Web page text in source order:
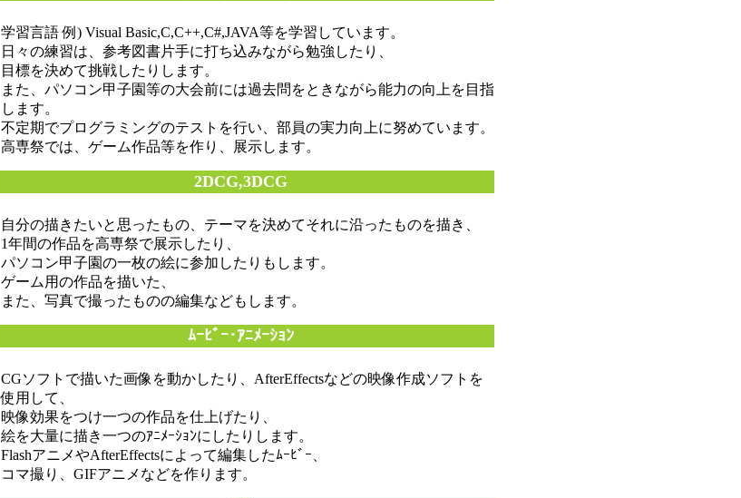
学習言語 例) Visual Basic,C,C++,C#,JAVA等を学習しています。
日々の練習は、参考図書片手に打ち込みながら勉強したり、
目標を決めて挑戦したりします。
また、パソコン甲子園等の大会前には過去問をときながら能力の向上を目指
します。
不定期でプログラミングのテストを行い、部員の実力向上に努めています。
高専祭では、ゲーム作品等を作り、展示します。
2DCG,3DCG
自分の描きたいと思ったもの、テーマを決めてそれに沿ったものを描き、
1年間の作品を高専祭で展示したり、
パソコン甲子園の一枚の絵に参加したりもします。
ゲーム用の作品を描いた、
また、写真で撮ったものの編集などもします。
ﾑｰﾋﾞｰ･ｱﾆﾒｰｼｮﾝ
CGソフトで描いた画像を動かしたり、AfterEffectsなどの映像作成ソフトを
使用して、
映像効果をつけ一つの作品を仕上げたり、
絵を大量に描き一つのｱﾆﾒｰｼｮﾝにしたりします。
FlashアニメやAfterEffectsによって編集したﾑｰﾋﾞｰ、
コマ撮り、GIFアニメなどを作ります。